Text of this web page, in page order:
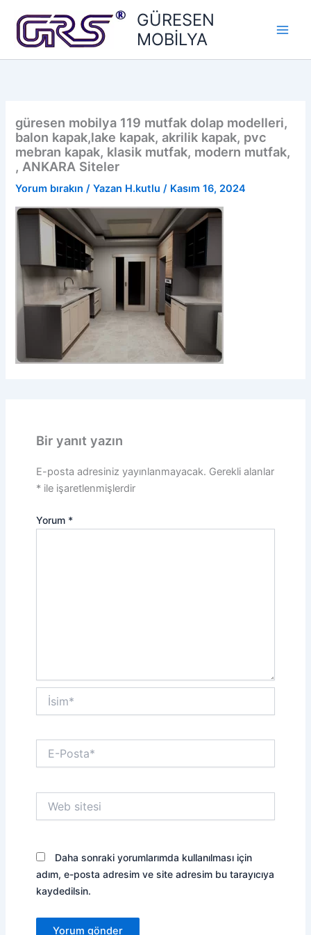
GÜRESEN
MOBİLYA
güresen mobilya 119 mutfak dolap modelleri,
balon kapak,lake kapak, akrilik kapak, pvc
mebran kapak, klasik mutfak, modern mutfak,
, ANKARA Siteler
Yorum bırakın / Yazan H.kutlu/ Kasım 16, 2024
Bir yanıt yazın
E-posta adresiniz yayınlanmayacak. Gerekli alanlar
*ile işaretlenmişlerdir
Yorum *
İsim*
Posta*
sitesi
Daha sonraki yorumlarımda kullanılması için
adım, e-posta adresim ve site adresim bu tarayıcıya
kaydedilsin.